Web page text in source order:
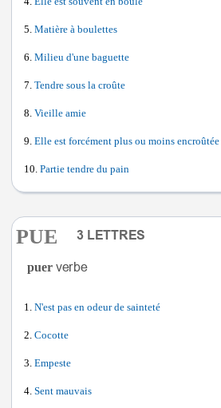
Matière à boulettes
Milieu d'une baguette
Tendre sous la croûte
Vieille amie
Elle est forcément plus ou moins encroûtée
Partie tendre du pain
PUE
puer
N'est pas en odeur de sainteté
Cocotte
Empeste
Sent mauvais